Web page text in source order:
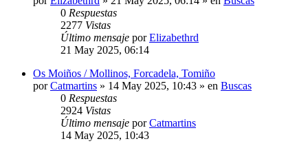
0 Respuestas
2277 Vistas
Último mensaje porElizabethrd
21 May 2025, 06:14
Os Moiños / Mollinos, Forcadela, Tomiño
porCatmartins » 14 May 2025, 10:43 » en Buscas
0 Respuestas
2924 Vistas
Último mensaje porCatmartins
14 May 2025, 10:43